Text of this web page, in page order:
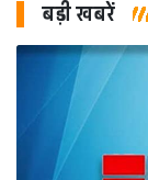
बड़ी खबरें